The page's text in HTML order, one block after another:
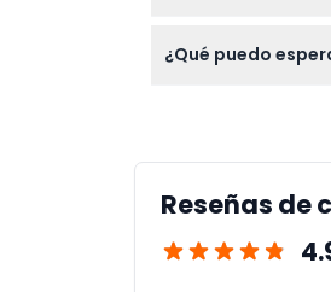
¿Qué puedo
Reseñas de